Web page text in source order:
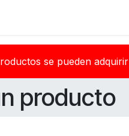
se pueden
producto